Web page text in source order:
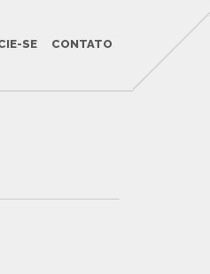
SE CONTATO